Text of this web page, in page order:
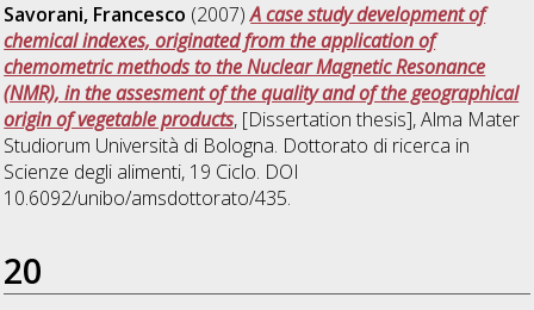
Savorani, Francesco (2007)A case study development of
chemical indexes, originated from the application of
chemometric methods to the Nuclear Magnetic Resonance
(NMR), in the assesment of the quality and of the geographical
origin of vegetable products, [Dissertation thesis], Alma Mater
Studiorum Università di Bologna. Dottorato di ricerca in
Scienze degli alimenti, 19 Ciclo. DOI
10.6092/unibo/amsdottorato/435.
20